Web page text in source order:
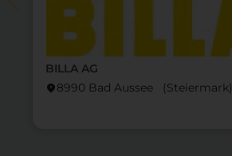
BILLA AG
location_on8990 Bad Aussee (Steier­mark)